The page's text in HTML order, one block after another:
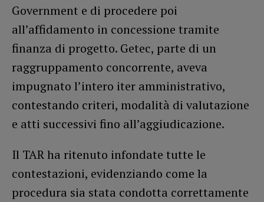
Government e di procedere poi
all’affidamento in concessione tramite
finanza di progetto. Getec, parte di un
raggruppamento concorrente, aveva
impugnato l’intero iter amministrativo,
contestando criteri, modalità di valutazione
e atti successivi fino all’aggiudicazione.
Il TAR ha ritenuto infondate tutte le
contestazioni, evidenziando come la
procedura sia stata condotta correttamente